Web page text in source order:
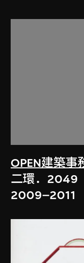
OPEN建築事
二環．2049
2009–2011